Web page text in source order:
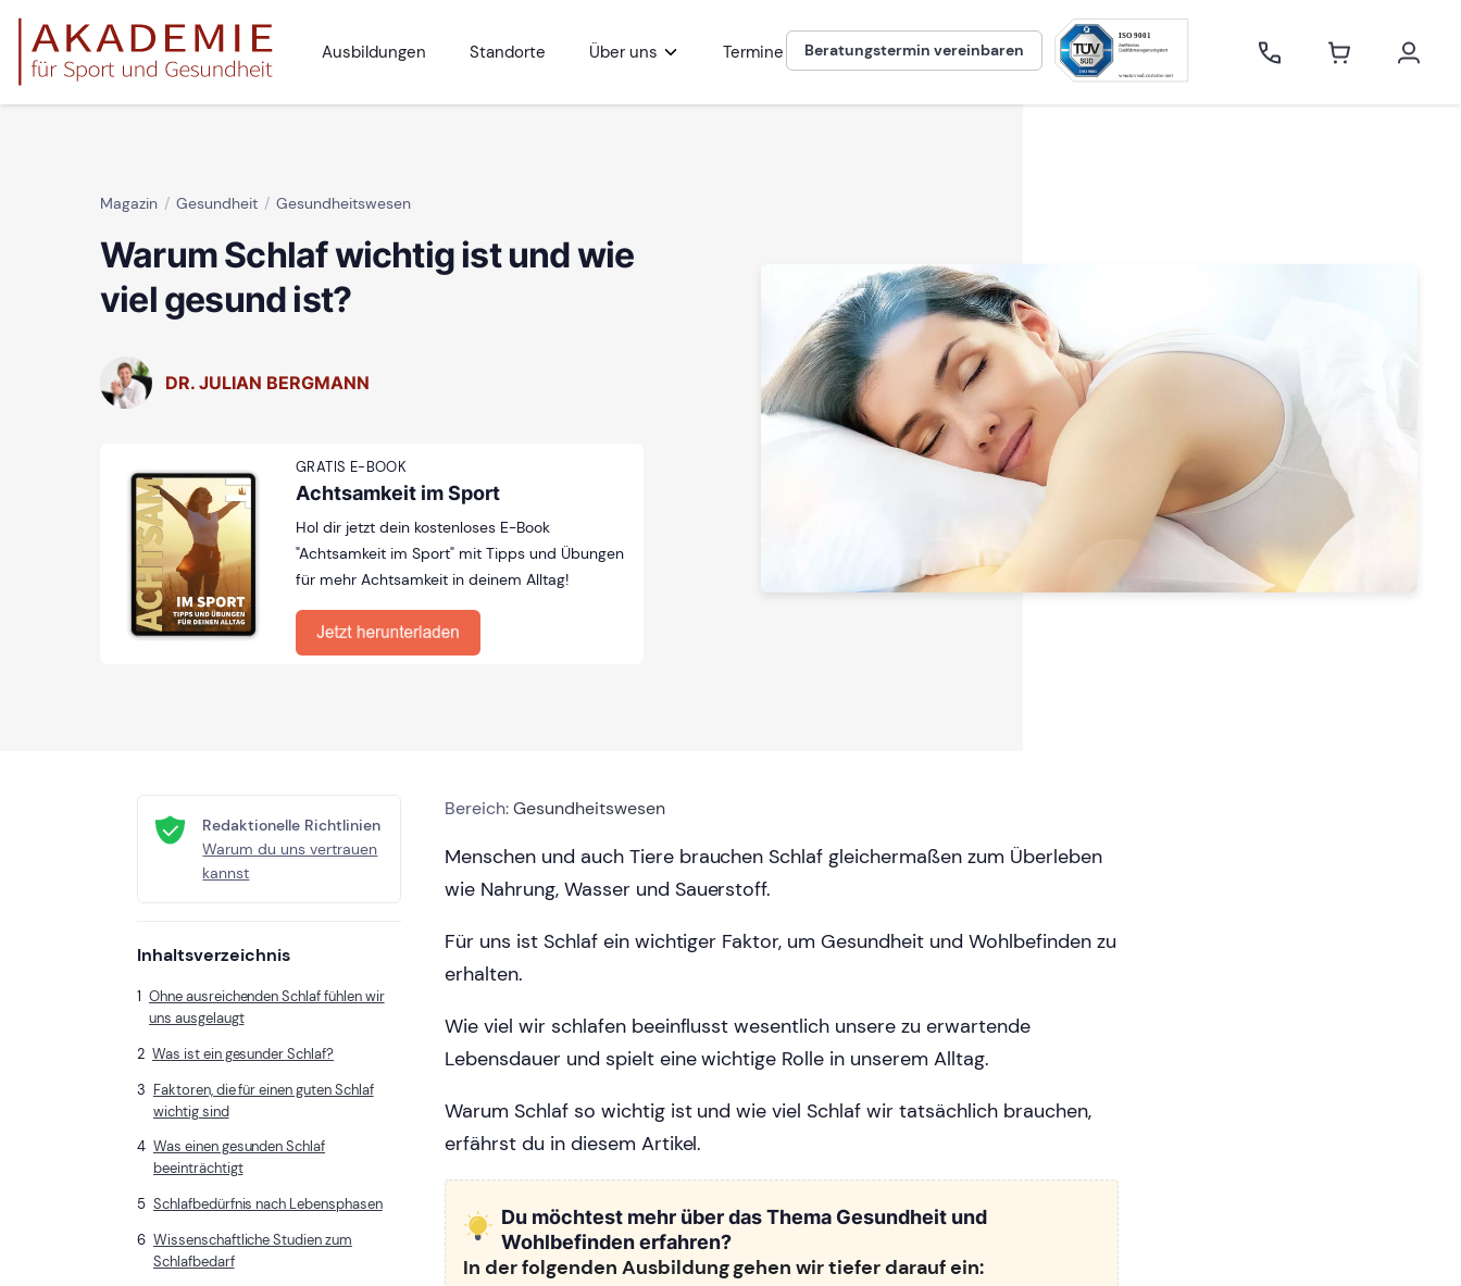
Ausbildungen Standorte Über uns Termine Beratungstermin vereinbaren
Magazin Gesundheit Gesundheitswesen
Warum Schlaf wichtig ist und wie
viel gesund ist?
DR. JULIAN BERGMANN
GRATIS E-BOOK
Achtsamkeit im Sport
Hol dir jetzt dein kostenloses E-Book
"Achtsamkeit im Sport" mit Tipps und Übungen
für mehr Achtsamkeit in deinem Alltag!
Redaktionelle Richtlinien
Warum du uns vertrauen
kannst
Inhaltsverzeichnis
Ohne ausreichenden Schlaf fühlen wir
uns ausgelaugt
Was ist ein gesunder Schlaf?
Faktoren, die für einen guten Schlaf
wichtig sind
Was einen gesunden Schlaf
beeinträchtigt
Schlafbedürfnis nach Lebensphasen
Wissenschaftliche Studien zum
Schlafbedarf
Bereich:Gesundheitswesen
Menschen und auch Tiere brauchen Schlaf gleichermaßen zum Überleben
wie Nahrung, Wasser und Sauerstoff.
Für uns ist Schlaf ein wichtiger Faktor, um Gesundheit und Wohlbefinden zu
erhalten.
Wie viel wir schlafen beeinflusst wesentlich unsere zu erwartende
Lebensdauer und spielt eine wichtige Rolle in unserem Alltag.
Warum Schlaf so wichtig ist und wie viel Schlaf wir tatsächlich brauchen,
erfährst du in diesem Artikel.
Du möchtest mehr über das Thema Gesundheit und
Wohlbefinden erfahren?
In der folgenden Ausbildung gehen wir tiefer darauf ein: